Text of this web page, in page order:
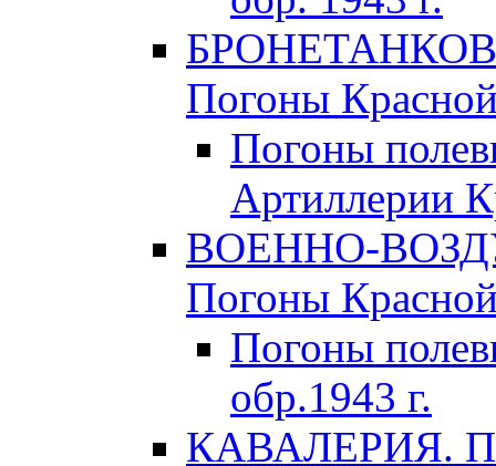
Погоны
Погоны
Артиллерии
ВОЕННО-
Погоны
Погоны
обр.1943 г.
КАВАЛЕРИЯ.